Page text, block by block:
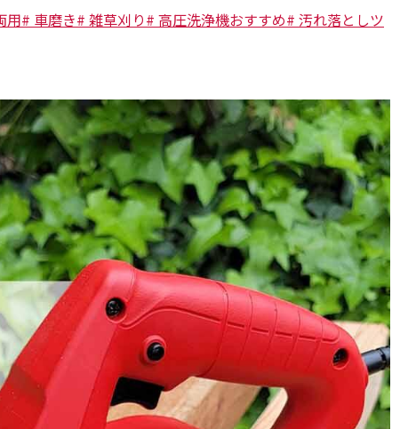
用# 車磨き# 雑草刈り# 高圧洗浄機おすすめ# 汚れ落としツ